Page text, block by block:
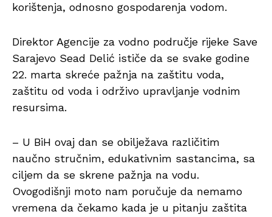
korištenja, odnosno gospodarenja vodom.
Direktor Agencije za vodno područje rijeke Save
Sarajevo Sead Delić ističe da se svake godine
22. marta skreće pažnja na zaštitu voda,
zaštitu od voda i održivo upravljanje vodnim
resursima.
– U BiH ovaj dan se obilježava različitim
naučno stručnim, edukativnim sastancima, sa
ciljem da se skrene pažnja na vodu.
Ovogodišnji moto nam poručuje da nemamo
vremena da čekamo kada je u pitanju zaštita